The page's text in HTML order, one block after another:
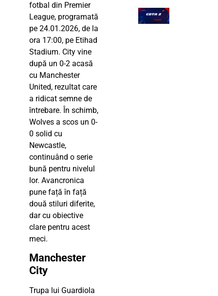
fotbal din Premier
League, programată
pe 24.01.2026, de la
ora 17:00, pe Etihad
Stadium. City vine
după un 0-2 acasă
cu Manchester
United, rezultat care
a ridicat semne de
întrebare. În schimb,
Wolves a scos un 0-
0 solid cu
Newcastle,
continuând o serie
bună pentru nivelul
lor. Avancronica
pune față în față
două stiluri diferite,
dar cu obiective
clare pentru acest
meci.
Manchester
City
Trupa lui Guardiola